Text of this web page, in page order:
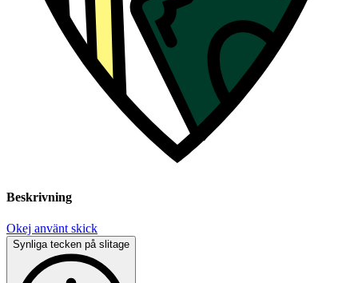
Beskrivning
Okej använt skick
Synliga tecken på slitage